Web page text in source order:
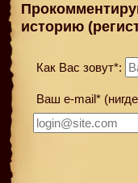
историю
Как Вас зовут*:
Ваш e-mail*